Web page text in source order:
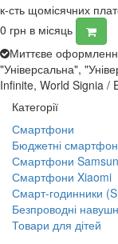
к-сть щомісячних
0 грн в місяць
Миттєве
"Універсальна",
Infinite, World Signia /
Категорії
Смартфони
Бюджетні
Смартфони
Смартфони Xiaomi
Смарт-годинники
Безпроводні
Товари для дітей